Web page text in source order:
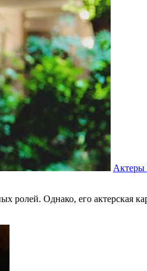
Актеры
Однако, его актерская